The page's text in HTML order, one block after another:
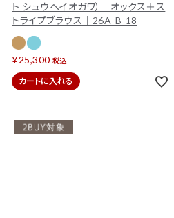
ト シュウヘイオガワ）｜オックス＋ス
トライプブラウス｜26A-B-18
¥25,300 税込
カートに入れる